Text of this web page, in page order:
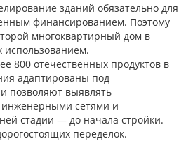
зданий обязательно для
финансированием. Поэтому
многоквартирный дом в
использованием.
800 отечественных продуктов в
адаптированы под
позволяют выявлять
инженерными сетями и
стадии — до начала стройки.
переделок.